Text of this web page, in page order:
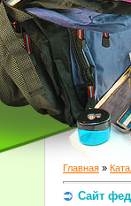
Главная »
Сайт